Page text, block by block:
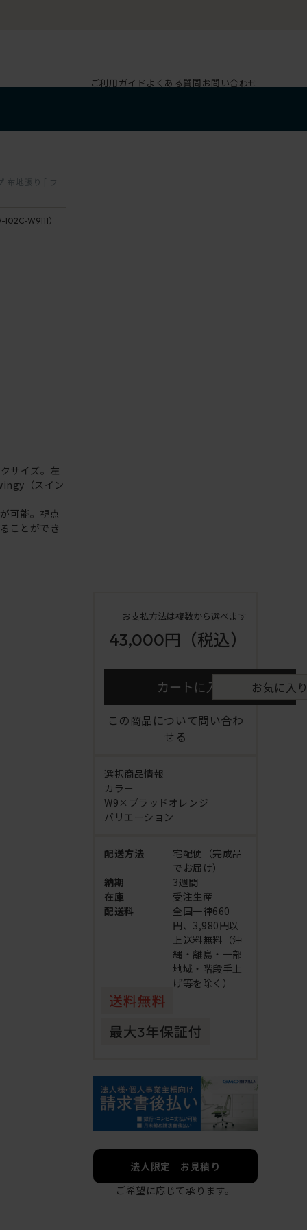
ご利用ガイド よくある質問お問い合わせ
布地張り [ フ
102C-W9111）
サイズ。左
（スイン
可能。視点
ことができ
お支払方法は複数から選べます
43,000円 （税込）
カートに入れる お気に入
この商品について問い合わ
せる
選択商品情報
カラー
W9×ブラッドオレンジ
バリエーション
配送方法
宅配便（完成品
でお届け）
納期
3週間
在庫
受注生産
配送料
全国一律660
円、3,980円以
上送料無料（沖
縄・離島・一部
地域・階段手上
げ等を除く）
法人限定 お見積り
ご希望に応じて承ります。